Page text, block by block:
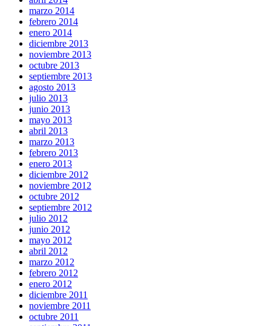
marzo 2014
febrero 2014
enero 2014
diciembre 2013
noviembre 2013
octubre 2013
septiembre 2013
agosto 2013
julio 2013
junio 2013
mayo 2013
abril 2013
marzo 2013
febrero 2013
enero 2013
diciembre 2012
noviembre 2012
octubre 2012
septiembre 2012
julio 2012
junio 2012
mayo 2012
abril 2012
marzo 2012
febrero 2012
enero 2012
diciembre 2011
noviembre 2011
octubre 2011